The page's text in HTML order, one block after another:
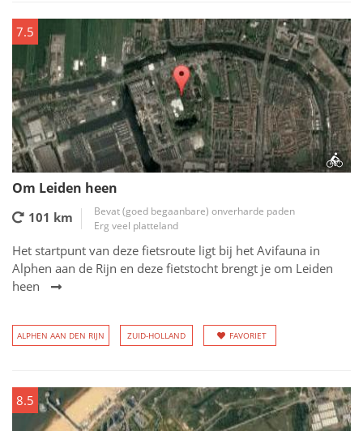
7.5
Om Leiden heen
101 km
Bevat (goed begaanbare) onverharde paden
Erg veel platteland
Het startpunt van deze fietsroute ligt bij het Avifauna in
Alphen aan de Rijn en deze fietstocht brengt je om Leiden
heen
ALPHEN AAN DEN RIJN ZUID-HOLLAND FAVORIET
8.5